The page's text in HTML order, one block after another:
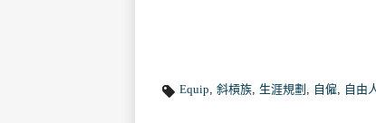
Equip ,斜槓族 ,生涯規劃 自僱 自由